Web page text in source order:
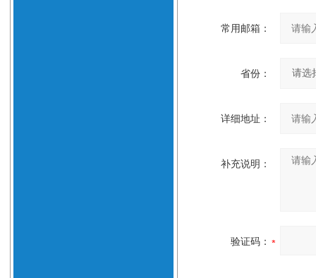
常用邮箱：
省份：
详细地址：
补充说明：
验证码：